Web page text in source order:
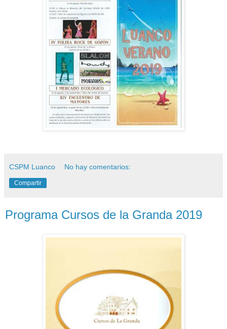
CSPM Luanco No hay comentarios:
Compartir
Programa Cursos de la Granda 2019